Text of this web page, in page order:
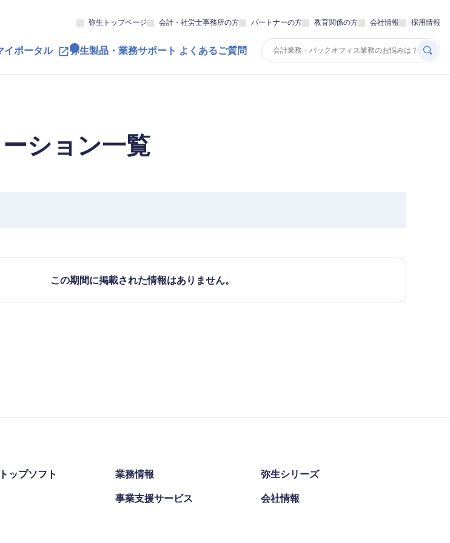
弥生トップページ 会計・社労士事務所の方 パートナーの方 教育関係の方 会社情報 採用情報
イポータル 弥生製品・業務サポート よくあるご質問
ション一覧
この期間に掲載された情報はありません。
ップソフト
業務情報
事業支援サービス
弥生シリーズ
会社情報